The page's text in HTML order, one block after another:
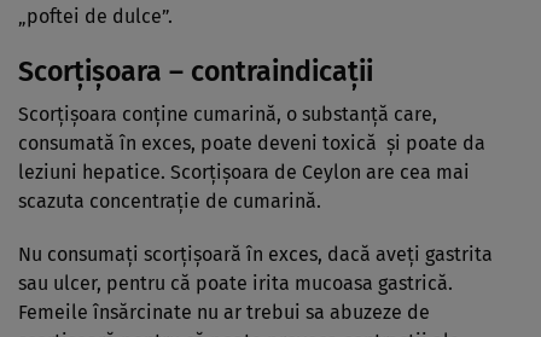
„poftei de dulce”.
Scorţişoara – contraindicaţii
Scorţişoara conţine cumarină, o substanţă care,
consumată în exces, poate deveni toxică şi poate da
leziuni hepatice. Scorţişoara de Ceylon are cea mai
scazuta concentraţie de cumarină.
Nu consumaţi scorţişoară în exces, dacă aveţi gastrita
sau ulcer, pentru că poate irita mucoasa gastrică.
Femeile însărcinate nu ar trebui sa abuzeze de